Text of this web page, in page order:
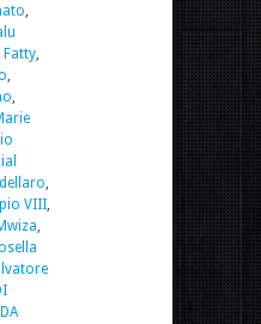
,
Fatty,
,
,
,
VIII,
,